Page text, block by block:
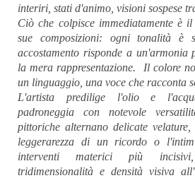
interiri, stati d'animo, visioni sospese
Ciò che colpisce immediatamente è
sue composizioni: ogni tonalità è
accostamento risponde a un'armonia
la mera rappresentazione. Il colore
un linguaggio, una voce che racconta
L'artista predilige l'olio e
padroneggia con notevole
pittoriche alternano delicate
leggerarezza di un ricordo o
interventi materici più
tridimensionalità e densità visiva